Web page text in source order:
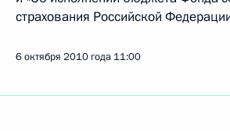
страхования Российской
6 октября 2010 года 11:00